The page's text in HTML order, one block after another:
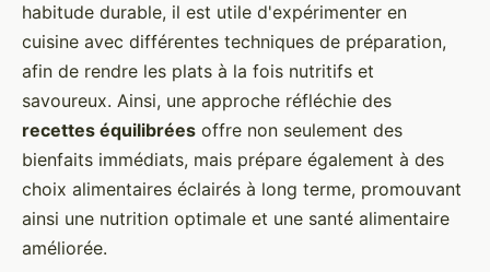
habitude durable, il est utile d'expérimenter en
cuisine avec différentes techniques de préparation,
afin de rendre les plats à la fois nutritifs et
savoureux. Ainsi, une approche réfléchie des
recettes équilibrées offre non seulement des
bienfaits immédiats, mais prépare également à des
choix alimentaires éclairés à long terme, promouvant
ainsi une nutrition optimale et une santé alimentaire
améliorée.